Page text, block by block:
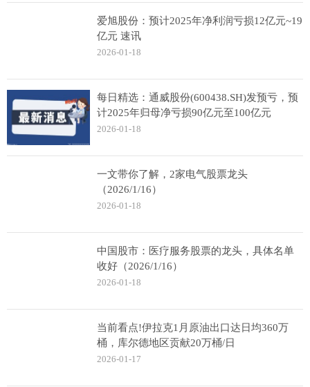
爱旭股份：预计2025年净利润亏损12亿元~19
亿元 速讯
2026-01-18
每日精选：通威股份(600438.SH)发预亏，预
计2025年归母净亏损90亿元至100亿元
2026-01-18
一文带你了解，2家电气股票龙头
（2026/1/16）
2026-01-18
中国股市：医疗服务股票的龙头，具体名单
收好（2026/1/16）
2026-01-18
当前看点!伊拉克1月原油出口达日均360万
桶，库尔德地区贡献20万桶/日
2026-01-17